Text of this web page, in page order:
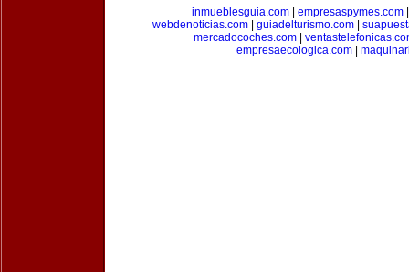
inmueblesguia.com| empresaspymes.com
webdenoticias.com
guiadelturismo.com
mercadocoches.com|
empresaecologica.com